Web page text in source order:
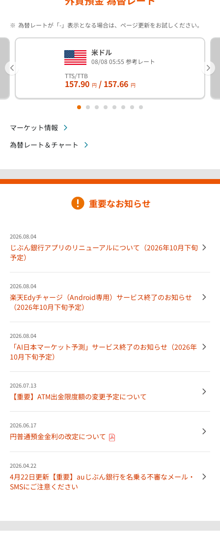
※ 為替レートが「-」表示となる場合は、ページ更新をお試しください。
米ドル
08/08 05:55 参考レート
TTS/TTB
157.90 円 / 157.66 円
2 3 4 5 6 7 8
マーケット情報
為替レート＆チャート
重要なお知らせ
2026.08.04
じぶん銀行アプリのリニューアルについて（2026年10月下旬
予定）
2026.08.04
楽天Edyチャージ（Android専用）サービス終了のお知らせ
（2026年10月下旬予定）
2026.08.04
「AI日本マーケット予測」サービス終了のお知らせ（2026年
10月下旬予定）
2026.07.13
【重要】ATM出金限度額の変更予定について
2026.06.17
円普通預金金利の改定について
2026.04.22
4月22日更新【重要】auじぶん銀行を名乗る不審なメール・
SMSにご注意ください